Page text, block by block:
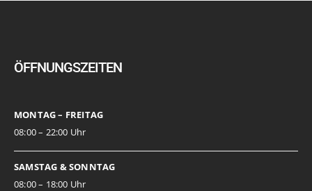
ÖFFNUNGSZEITEN
MONTAG – FREITAG
08:00 – 22:00 Uhr
SAMSTAG & SONNTAG
08:00 – 18:00 Uhr